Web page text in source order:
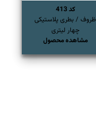
کد 413
ظروف / بطری پلاستیکی
چهار لیتری
مشاهده محصول